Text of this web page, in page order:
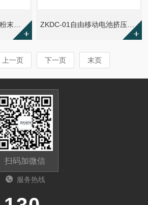
GEST-126全自动数显粉末电阻率测试仪 ZKDC-01自由移动电池挤压试验机
上一页 下一页 末页
扫码加微信
服务热线